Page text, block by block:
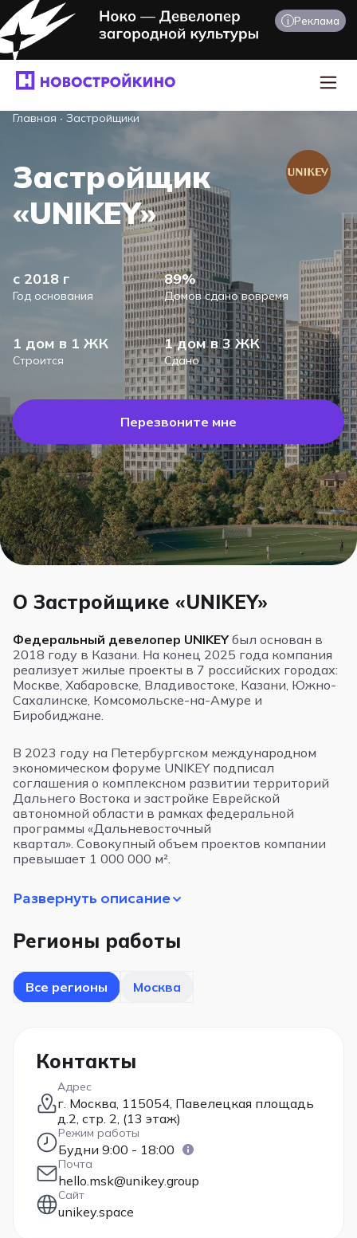
i Реклама
Главная · Застройщики
Застройщик
«UNIKEY»
с 2018 г
Год основания
89%
Домов сдано вовремя
1 дом в 1 ЖК
Строится
1 дом в 3 ЖК
Сдано
Перезвоните мне
О Застройщике «UNIKEY»
Федеральный девелопер UNIKEYбыл основан в
2018 году в Казани. На конец 2025 года компания
реализует жилые проекты в 7 российских городах:
Москве, Хабаровске, Владивостоке, Казани, Южно-
Сахалинске, Комсомольске-на-Амуре и
Биробиджане.
В 2023 году на Петербургском международном
экономическом форуме UNIKEY подписал
соглашения о комплексном развитии территорий
Дальнего Востока и застройке Еврейской
автономной области в рамках федеральной
программы «Дальневосточный
квартал». Совокупный объем проектов компании
превышает 1 000 000 м².
Развернуть описание
Регионы работы
Все регионы Москва
Контакты
Адрес
г. Москва, 115054, Павелецкая площадь
д.2, стр. 2, (13 этаж)
Режим работы
Будни 9:00 - 18:00
Почта
hello.msk@unikey.group
Сайт
unikey.space